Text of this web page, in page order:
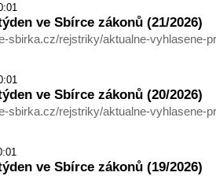
ve Sbírce zákonů (21/2026)
sbirka.cz/rejstriky/aktualne-vyhlasene-
ve Sbírce zákonů (20/2026)
sbirka.cz/rejstriky/aktualne-vyhlasene-
ve Sbírce zákonů (19/2026)